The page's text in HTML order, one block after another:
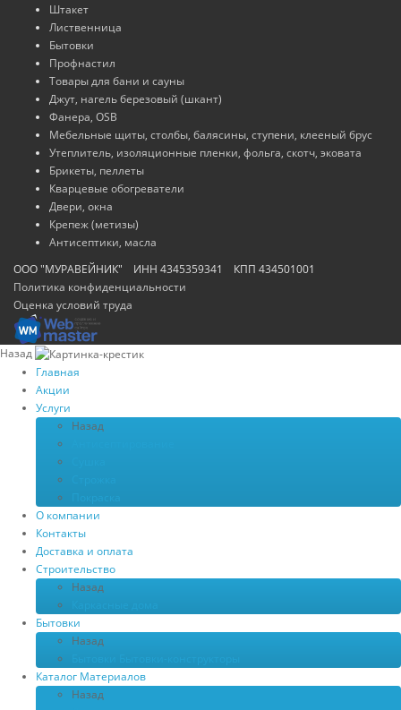
Штакет
Лиственница
Бытовки
Профнастил
Товары для бани и сауны
Джут, нагель березовый (шкант)
Фанера, OSB
Мебельные щиты, столбы, балясины, ступени, клееный брус
Утеплитель, изоляционные пленки, фольга, скотч, эковата
Брикеты, пеллеты
Кварцевые обогреватели
Двери, окна
Крепеж (метизы)
Антисептики, масла
ООО "МУРАВЕЙНИК" ИНН 4345359341 КПП 434501001
Политика конфиденциальности
Оценка условий труда
Назад
Главная
Акции
Услуги
Назад
О компании
Контакты
Доставка и оплата
Строительство
Назад
Бытовки
Назад
Каталог Материалов
Назад